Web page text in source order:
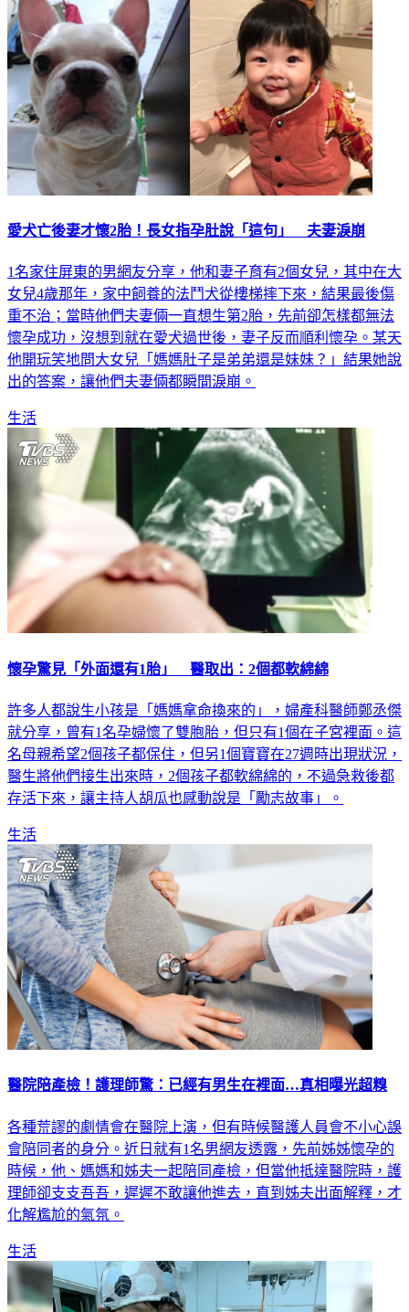
愛犬亡後妻才懷2胎！長女指孕肚說「這句」 夫妻淚崩
1名家住屏東的男網友分享，他和妻子育有2個女兒，其中在大
女兒4歲那年，家中飼養的法鬥犬從樓梯摔下來，結果最後傷
重不治；當時他們夫妻倆一直想生第2胎，先前卻怎樣都無法
懷孕成功，沒想到就在愛犬過世後，妻子反而順利懷孕。某天
他開玩笑地問大女兒「媽媽肚子是弟弟還是妹妹？」結果她說
出的答案，讓他們夫妻倆都瞬間淚崩。
生活
懷孕驚見「外面還有1胎」 醫取出：2個都軟綿綿
許多人都說生小孩是「媽媽拿命換來的」，婦產科醫師鄭丞傑
就分享，曾有1名孕婦懷了雙胞胎，但只有1個在子宮裡面。這
名母親希望2個孩子都保住，但另1個寶寶在27週時出現狀況，
醫生將他們接生出來時，2個孩子都軟綿綿的，不過急救後都
存活下來，讓主持人胡瓜也感動說是「勵志故事」。
生活
醫院陪產檢！護理師驚：已經有男生在裡面…真相曝光超糗
各種荒謬的劇情會在醫院上演，但有時候醫護人員會不小心誤
會陪同者的身分。近日就有1名男網友透露，先前姊姊懷孕的
時候，他、媽媽和姊夫一起陪同產檢，但當他抵達醫院時，護
理師卻支支吾吾，遲遲不敢讓他進去，直到姊夫出面解釋，才
化解尷尬的氣氛。
生活